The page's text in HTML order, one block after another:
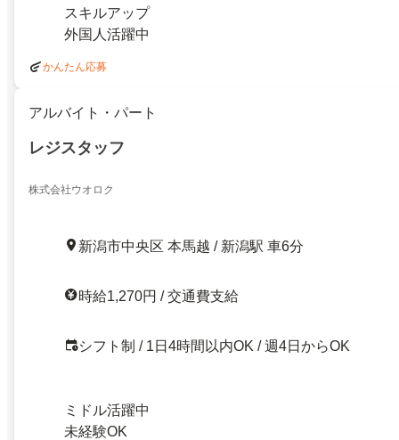
スキルアップ
外国人活躍中
かんたん応募
アルバイト・パート
レジスタッフ
株式会社ウオロク
新潟市中央区 本馬越 / 新潟駅 車6分
時給1,270円 / 交通費支給
シフト制 / 1日4時間以内OK / 週4日からOK
ミドル活躍中
未経験OK